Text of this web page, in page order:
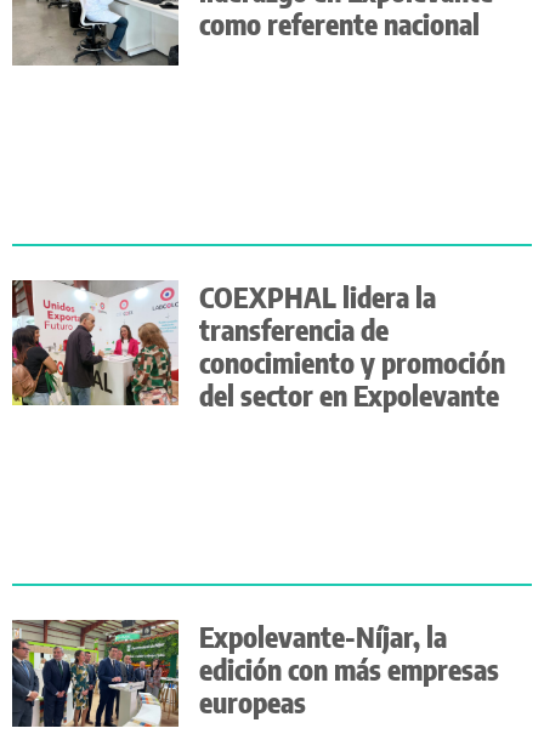
como referente nacional
COEXPHAL lidera la
transferencia de
conocimiento y promoción
del sector en Expolevante
Expolevante-Níjar, la
edición con más empresas
europeas